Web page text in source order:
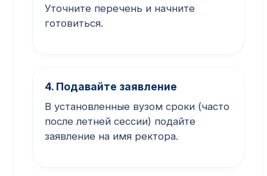
Уточните перечень и начните
готовиться.
4. Подавайте заявление
В установленные вузом сроки (часто
после летней сессии) подайте
заявление на имя ректора.